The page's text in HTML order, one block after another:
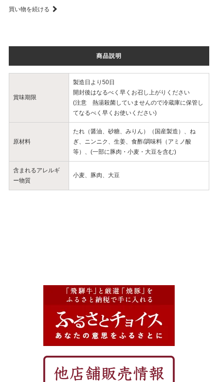
買い物を続ける
商品説明
賞味期限
製造日より50日
開封後はなるべく早くお召し上がりください
(注意 熱湯殺菌していませんので冷蔵庫に保管し
てなるべく早くお使いください)
原材料
たれ（醤油、砂糖、みりん）（国産製造）、ね
ぎ、ニンニク、生姜、食酢/調味料（アミノ酸
等）、(一部に豚肉・小麦・大豆を含む)
含まれるアレルギ
ー物質
小麦、豚肉、大豆